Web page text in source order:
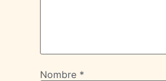
Nombre *